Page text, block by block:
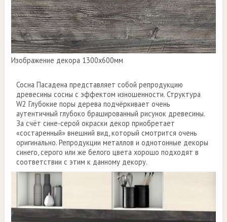
Изображение декора 1300х600мм
Сосна Пасадена представляет собой репродукцию
древесины сосны с эффектом изношенности. Структура
W2 Глубокие поры дерева подчёркивает очень
аутентичный глубоко брашированный рисунок древесины.
За счёт сине-серой окраски декор приобретает
«состаренный» внешний вид, который смотрится очень
оригинально. Репродукции металлов и однотонные декоры
синего, серого или же белого цвета хорошо подходят в
соответствии с этим к данному декору.